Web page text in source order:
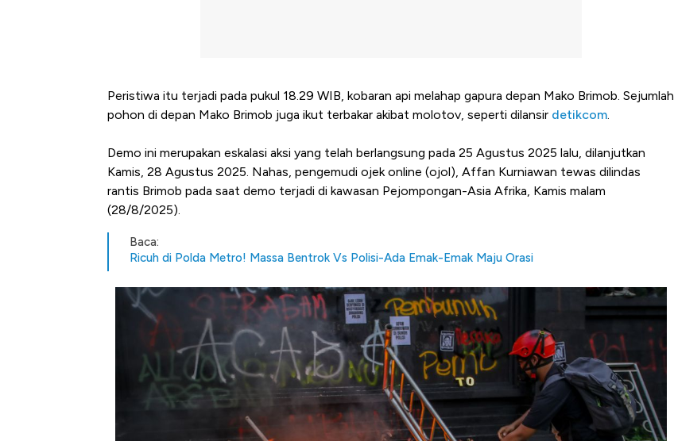
Peristiwa itu terjadi pada pukul 18.29 WIB, kobaran api melahap gapura depan Mako Brimob. Sejumlah
pohon di depan Mako Brimob juga ikut terbakar akibat molotov, seperti dilansir detikcom.
Demo ini merupakan eskalasi aksi yang telah berlangsung pada 25 Agustus 2025 lalu, dilanjutkan
Kamis, 28 Agustus 2025. Nahas, pengemudi ojek online (ojol), Affan Kurniawan tewas dilindas
rantis Brimob pada saat demo terjadi di kawasan Pejompongan-Asia Afrika, Kamis malam
(28/8/2025).
Baca:
Ricuh di Polda Metro! Massa Bentrok Vs Polisi-Ada Emak-Emak Maju Orasi
Kongo Tutup Keran Ekspor, Harga
Adu Panas Kinerja Emiten Minyak RI,